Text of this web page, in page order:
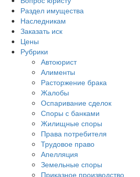
Раздел имущества
Наследникам
Заказать иск
Цены
Рубрики
Автоюрист
Алименты
Расторжение брака
Жалобы
Оспаривание сделок
Споры с банками
Жилищные споры
Права потребителя
Трудовое право
Апелляция
Земельные споры
Приказное производство